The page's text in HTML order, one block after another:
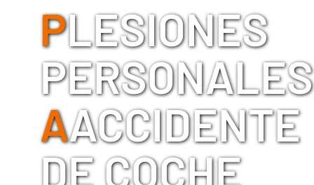
PLESIONES
PERSONALES
AACCIDENTE
DE COCHE